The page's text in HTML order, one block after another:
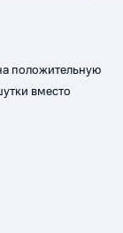
положительную
вместо